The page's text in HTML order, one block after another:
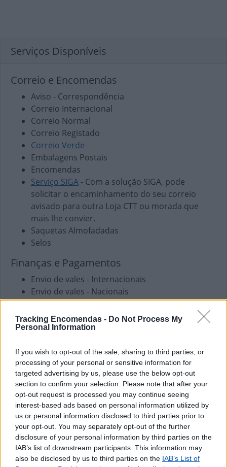
Tracking Encomendas - Do Not Process My
Personal Information
If you wish to opt-out of the sale, sharing to third parties, or
processing of your personal or sensitive information for
targeted advertising by us, please use the below opt-out
section to confirm your selection. Please note that after your
opt-out request is processed you may continue seeing
interest-based ads based on personal information utilized by
us or personal information disclosed to third parties prior to
your opt-out. You may separately opt-out of the further
disclosure of your personal information by third parties on the
IAB’s list of downstream participants. This information may
also be disclosed by us to third parties on the IAB’s List of
Serviços Disponíveis
Correio e Encomendas
Aviso - Correspondência
Correio Internacional
Correio Normal
Correio Registado
Correio Verde
Embalagens Postais
Encomendas
Serviço SIGA - Com a solução SIGA, pode
solicitar o encaminhamento do seu correio
avisado para outra Loja CTT ou morada que
mais lhe convier.
Saquetas Almofadadas
Selos
Finanças e Pagamentos
Envio de vales - Internacionais
Envio de vales - Nacionais
Pagamento de Faturas
Pagamento de Portagens
Pagamento de Vales
Outros Serviços
Carregamento de Telemóveis